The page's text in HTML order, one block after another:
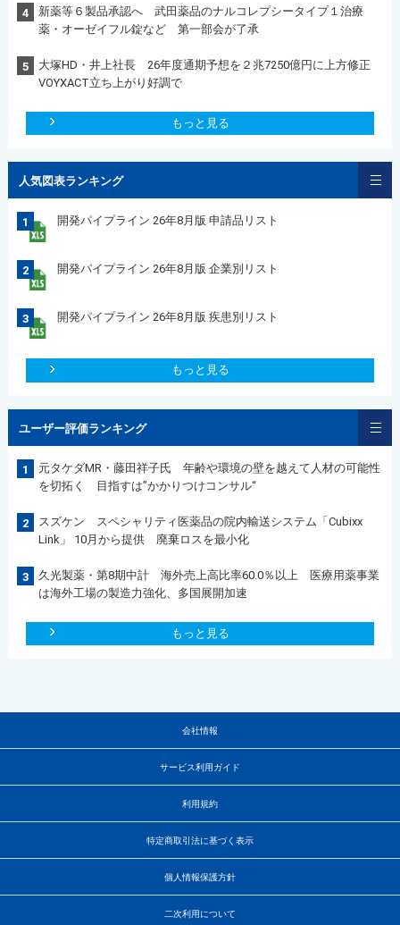
4
新薬等６製品承認へ 武田薬品のナルコレプシータイプ１治療
薬・オーゼイフル錠など 第一部会が了承
5
大塚HD・井上社長 26年度通期予想を２兆7250億円に上方修正
VOYXACT立ち上がり好調で
もっと見る
人気図表ランキング
1 開発パイプライン 26年8月版 申請品リスト
2 開発パイプライン 26年8月版 企業別リスト
3 開発パイプライン 26年8月版 疾患別リスト
もっと見る
ユーザー評価ランキング
1
元タケダMR・藤田祥子氏 年齢や環境の壁を越えて人材の可能性
を切拓く 目指すは”かかりつけコンサル“
2
スズケン スペシャリティ医薬品の院内輸送システム「Cubixx
Link」 10月から提供 廃棄ロスを最小化
3
久光製薬・第8期中計 海外売上高比率60.0％以上 医療用薬事業
は海外工場の製造力強化、多国展開加速
もっと見る
会社情報
サービス利用ガイド
利用規約
特定商取引法に基づく表示
個人情報保護方針
二次利用について